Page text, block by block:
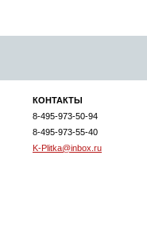
КОНТАКТЫ
8-495-973-50-94
8-495-973-55-40
K-Plitka@inbox.ru